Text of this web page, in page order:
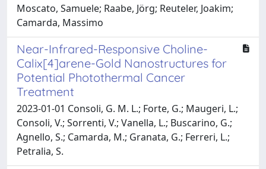
Moscato, Samuele; Raabe, Jörg; Reuteler, Joakim;
Camarda, Massimo
Near-Infrared-Responsive Choline-
Calix[4]arene-Gold Nanostructures for
Potential Photothermal Cancer
Treatment
2023-01-01 Consoli, G. M. L.; Forte, G.; Maugeri, L.;
Consoli, V.; Sorrenti, V.; Vanella, L.; Buscarino, G.;
Agnello, S.; Camarda, M.; Granata, G.; Ferreri, L.;
Petralia, S.